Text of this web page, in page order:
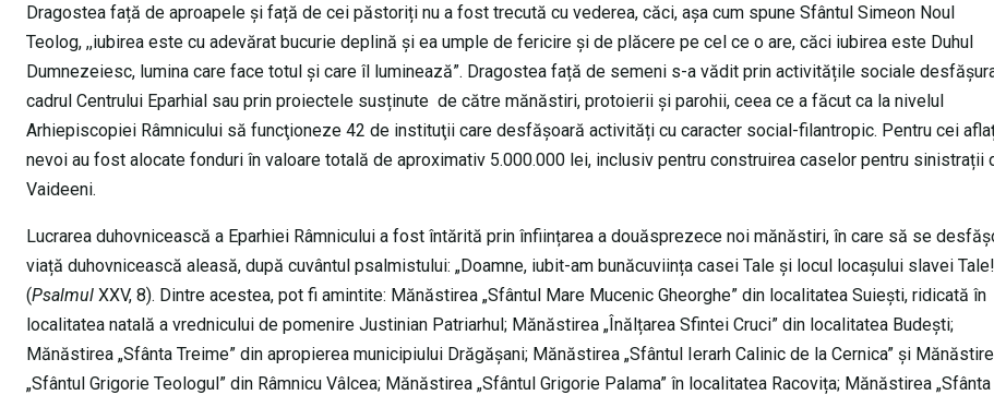
Dragostea față de aproapele și față de cei păstoriți nu a fost trecută cu vederea, căci, așa cum spune Sfântul Simeon Noul
Teolog, ,,iubirea este cu adevărat bucurie deplină și ea umple de fericire și de plăcere pe cel ce o are, căci iubirea este Duhul
Dumnezeiesc, lumina care face totul și care îl luminează”. Dragostea față de semeni s-a vădit prin activitățile sociale
cadrul Centrului Eparhial sau prin proiectele susținute de către mănăstiri, protoierii și parohii, ceea ce a făcut ca la nivelul
Arhiepiscopiei Râmnicului să funcţioneze 42 de instituţii care desfășoară activități cu caracter social-filantropic. Pentru cei
nevoi au fost alocate fonduri în valoare totală de aproximativ 5.000.000 lei, inclusiv pentru construirea caselor pentru sinistrații
Vaideeni.
Lucrarea duhovnicească a Eparhiei Râmnicului a fost întărită prin înființarea a douăsprezece noi mănăstiri, în care să se
viață duhovnicească aleasă, după cuvântul psalmistului: „Doamne, iubit-am bunăcuviința casei Tale și locul locașului slavei
(Psalmul XXV, 8). Dintre acestea, pot fi amintite: Mănăstirea „Sfântul Mare Mucenic Gheorghe” din localitatea Suiești, ridicată în
localitatea natală a vrednicului de pomenire Justinian Patriarhul; Mănăstirea „Înălțarea Sfintei Cruci” din localitatea Budești;
Mănăstirea „Sfânta Treime” din apropierea municipiului Drăgășani; Mănăstirea „Sfântul Ierarh Calinic de la Cernica” și
„Sfântul Grigorie Teologul” din Râmnicu Vâlcea; Mănăstirea „Sfântul Grigorie Palama” în localitatea Racovița; Mănăstirea „Sfânta